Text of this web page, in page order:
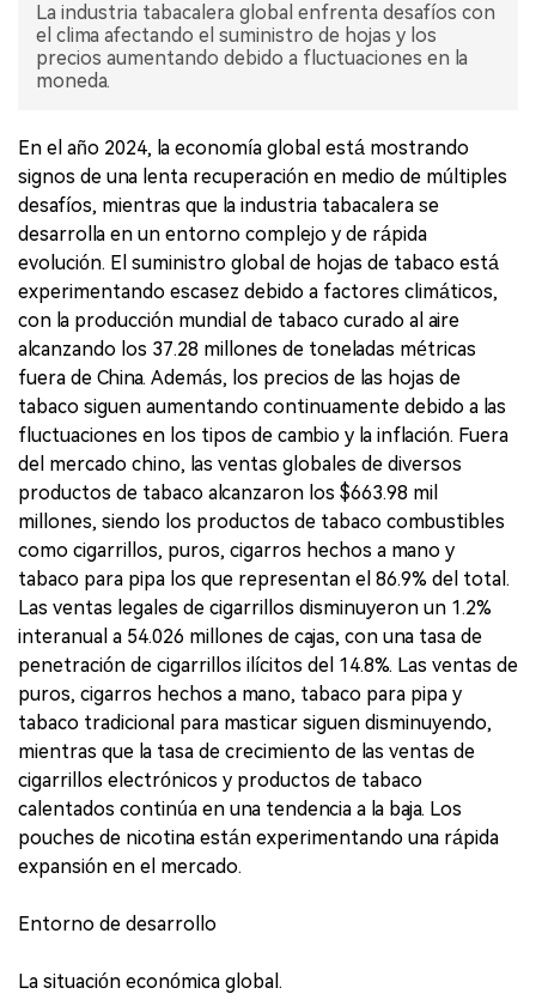
La industria tabacalera global enfrenta desafíos con
el clima afectando el suministro de hojas y los
precios aumentando debido a fluctuaciones en la
moneda.
En el año 2024, la economía global está mostrando
signos de una lenta recuperación en medio de múltiples
desafíos, mientras que la industria tabacalera se
desarrolla en un entorno complejo y de rápida
evolución. El suministro global de hojas de tabaco está
experimentando escasez debido a factores climáticos,
con la producción mundial de tabaco curado al aire
alcanzando los 37.28 millones de toneladas métricas
fuera de China. Además, los precios de las hojas de
tabaco siguen aumentando continuamente debido a las
fluctuaciones en los tipos de cambio y la inflación. Fuera
del mercado chino, las ventas globales de diversos
productos de tabaco alcanzaron los $663.98 mil
millones, siendo los productos de tabaco combustibles
como cigarrillos, puros, cigarros hechos a mano y
tabaco para pipa los que representan el 86.9% del total.
Las ventas legales de cigarrillos disminuyeron un 1.2%
interanual a 54.026 millones de cajas, con una tasa de
penetración de cigarrillos ilícitos del 14.8%. Las ventas de
puros, cigarros hechos a mano, tabaco para pipa y
tabaco tradicional para masticar siguen disminuyendo,
mientras que la tasa de crecimiento de las ventas de
cigarrillos electrónicos y productos de tabaco
calentados continúa en una tendencia a la baja. Los
pouches de nicotina están experimentando una rápida
expansión en el mercado.
Entorno de desarrollo
La situación económica global.